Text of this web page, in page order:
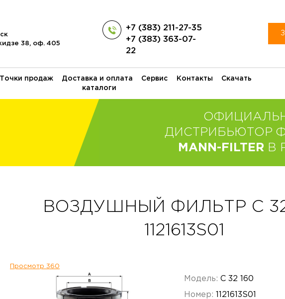
38, оф. 405
+7 (383) 211-27-35
+7 (383) 363-07-
22
Точки продаж Доставка и оплата Сервис Контакты
Скачать
каталоги
ДИСТРИБЬЮТОР
MANN-FILTER В
ВОЗДУШНЫЙ ФИЛЬТР C 32
1121613S01
Просмотр 360
Модель: C 32 160
Номер: 1121613S01